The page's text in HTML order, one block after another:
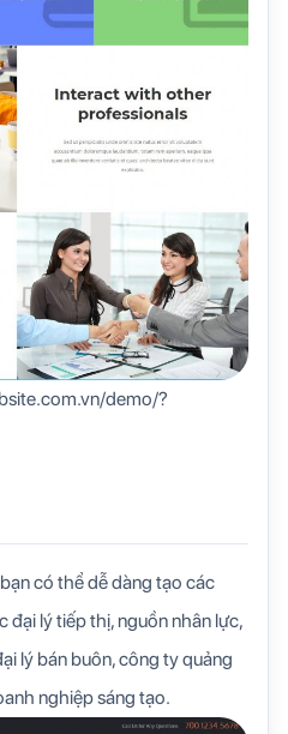
demo/?
có thể dễ dàng tạo các
lý tiếp thị, nguồn nhân lực,
lý bán buôn, công ty quảng
nghiệp sáng tạo.